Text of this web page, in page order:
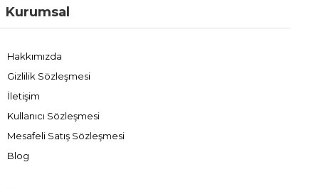
Kurumsal
Hakkımızda
Gizlilik Sözleşmesi
İletişim
Kullanıcı Sözleşmesi
Mesafeli Satış Sözleşmesi
Blog